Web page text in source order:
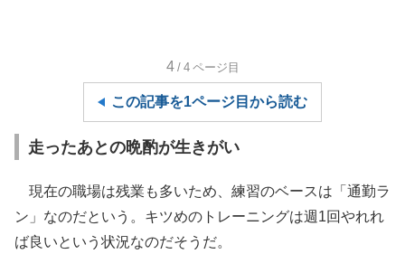
4 /4 ページ目
この記事を1ページ目から読む
走ったあとの晩酌が生きがい
現在の職場は残業も多いため、練習のベースは「通勤ラ
ン」なのだという。キツめのトレーニングは週1回やれれ
ば良いという状況なのだそうだ。